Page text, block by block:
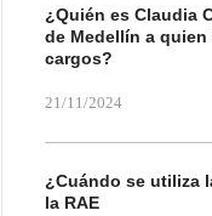
¿Quién es Claudia
de Medellín a
cargos?
21/11/2024
¿Cuándo se utiliza
la RAE